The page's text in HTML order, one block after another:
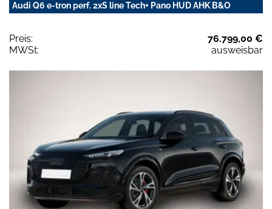
Audi Q6 e-tron perf. 2xS line Tech+ Pano HUD AHK B&O
Preis:
76.799,00 €
MWSt:
ausweisbar